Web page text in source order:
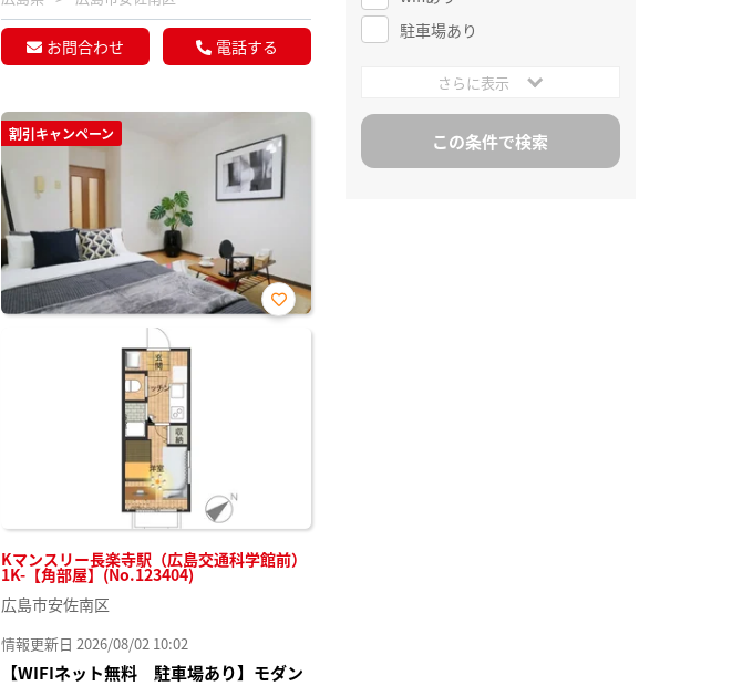
お問合わせ 電話する
割引キャンペーン
Kマンスリー長楽寺駅（広島交通科学館前）
1K-【角部屋】(No.123404)
お気
広島市安佐南区
情報更新日 2026/08/02 10:02
【WIFIネット無料 駐車場あり】モダン
駐車場あり
さらに表示